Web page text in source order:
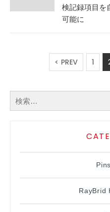
検記録項目を
可能に
< PREV 1
RayBrid